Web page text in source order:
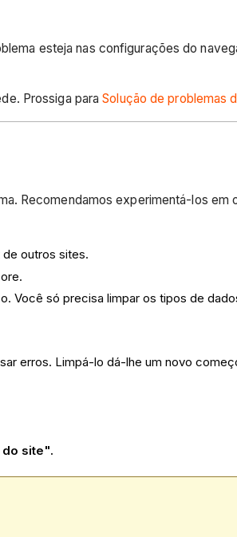
esteja nas configurações do
Prossiga paraSolução de problemas
Recomendamos experimentá-los em
outros sites.
Você só precisa limpar os tipos de
erros. Limpá-lo dá-lhe um novo
site".